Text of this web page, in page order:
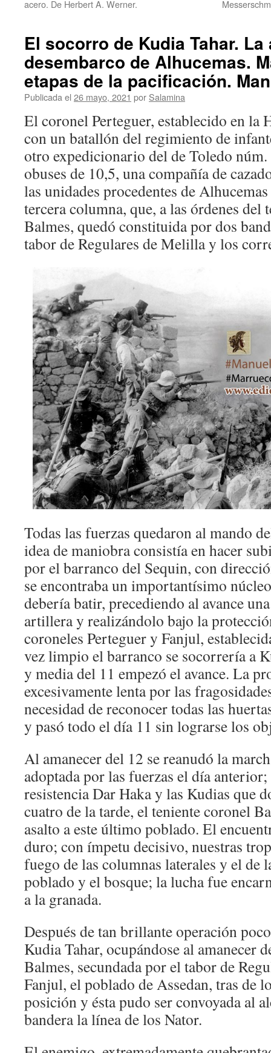
acero. De Herbert A. Werner.
El socorro de Kudia Tahar.
desembarco de Alhucemas.
etapas de la pacificación.
Publicada el 26 mayo, 2021 por Salamina
El coronel Perteguer, establecido en la
con un batallón del regimiento de
otro expedicionario del de Toledo núm.
obuses de 10,5, una compañía de
las unidades procedentes de
tercera columna, que, a las órdenes del
Balmes, quedó constituida por dos
tabor de Regulares de Melilla y los
Todas las fuerzas quedaron al mando
idea de maniobra consistía en hacer
por el barranco del Sequin, con
se encontraba un importantísimo
debería batir, precediendo al avance
artillera y realizándolo bajo la
coroneles Perteguer y Fanjul,
vez limpio el barranco se socorrería a
y media del 11 empezó el avance. La
excesivamente lenta por las
necesidad de reconocer todas las
y pasó todo el día 11 sin lograrse los
Al amanecer del 12 se reanudó la
adoptada por las fuerzas el día
resistencia Dar Haka y las Kudias que
cuatro de la tarde, el teniente coronel
asalto a este último poblado. El
duro; con ímpetu decisivo, nuestras
fuego de las columnas laterales y el
poblado y el bosque; la lucha fue
a la granada.
Después de tan brillante operación
Kudia Tahar, ocupándose al amanecer
Balmes, secundada por el tabor de
Fanjul, el poblado de Assedan, tras de
posición y ésta pudo ser convoyada al
bandera la línea de los Nator.